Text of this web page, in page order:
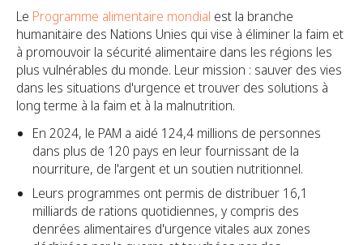
Le Programme alimentaire mondial est la branche
humanitaire des Nations Unies qui vise à éliminer la faim et
à promouvoir la sécurité alimentaire dans les régions les
plus vulnérables du monde. Leur mission : sauver des vies
dans les situations d'urgence et trouver des solutions à
long terme à la faim et à la malnutrition.
En 2024, le PAM a aidé 124,4 millions de personnes
dans plus de 120 pays en leur fournissant de la
nourriture, de l'argent et un soutien nutritionnel.
Leurs programmes ont permis de distribuer 16,1
milliards de rations quotidiennes, y compris des
denrées alimentaires d'urgence vitales aux zones